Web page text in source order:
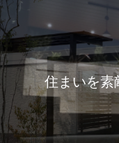
住まいを素